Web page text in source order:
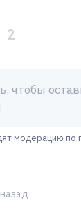
2
чтобы
модерацию по